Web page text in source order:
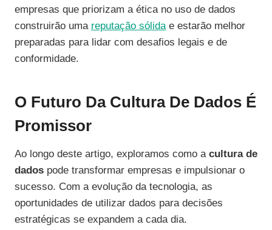
empresas que priorizam a ética no uso de dados
construirão uma reputação sólidae estarão melhor
preparadas para lidar com desafios legais e de
conformidade.
O Futuro Da Cultura De Dados É
Promissor
Ao longo deste artigo, exploramos como a cultura de
dados pode transformar empresas e impulsionar o
sucesso. Com a evolução da tecnologia, as
oportunidades de utilizar dados para decisões
estratégicas se expandem a cada dia.